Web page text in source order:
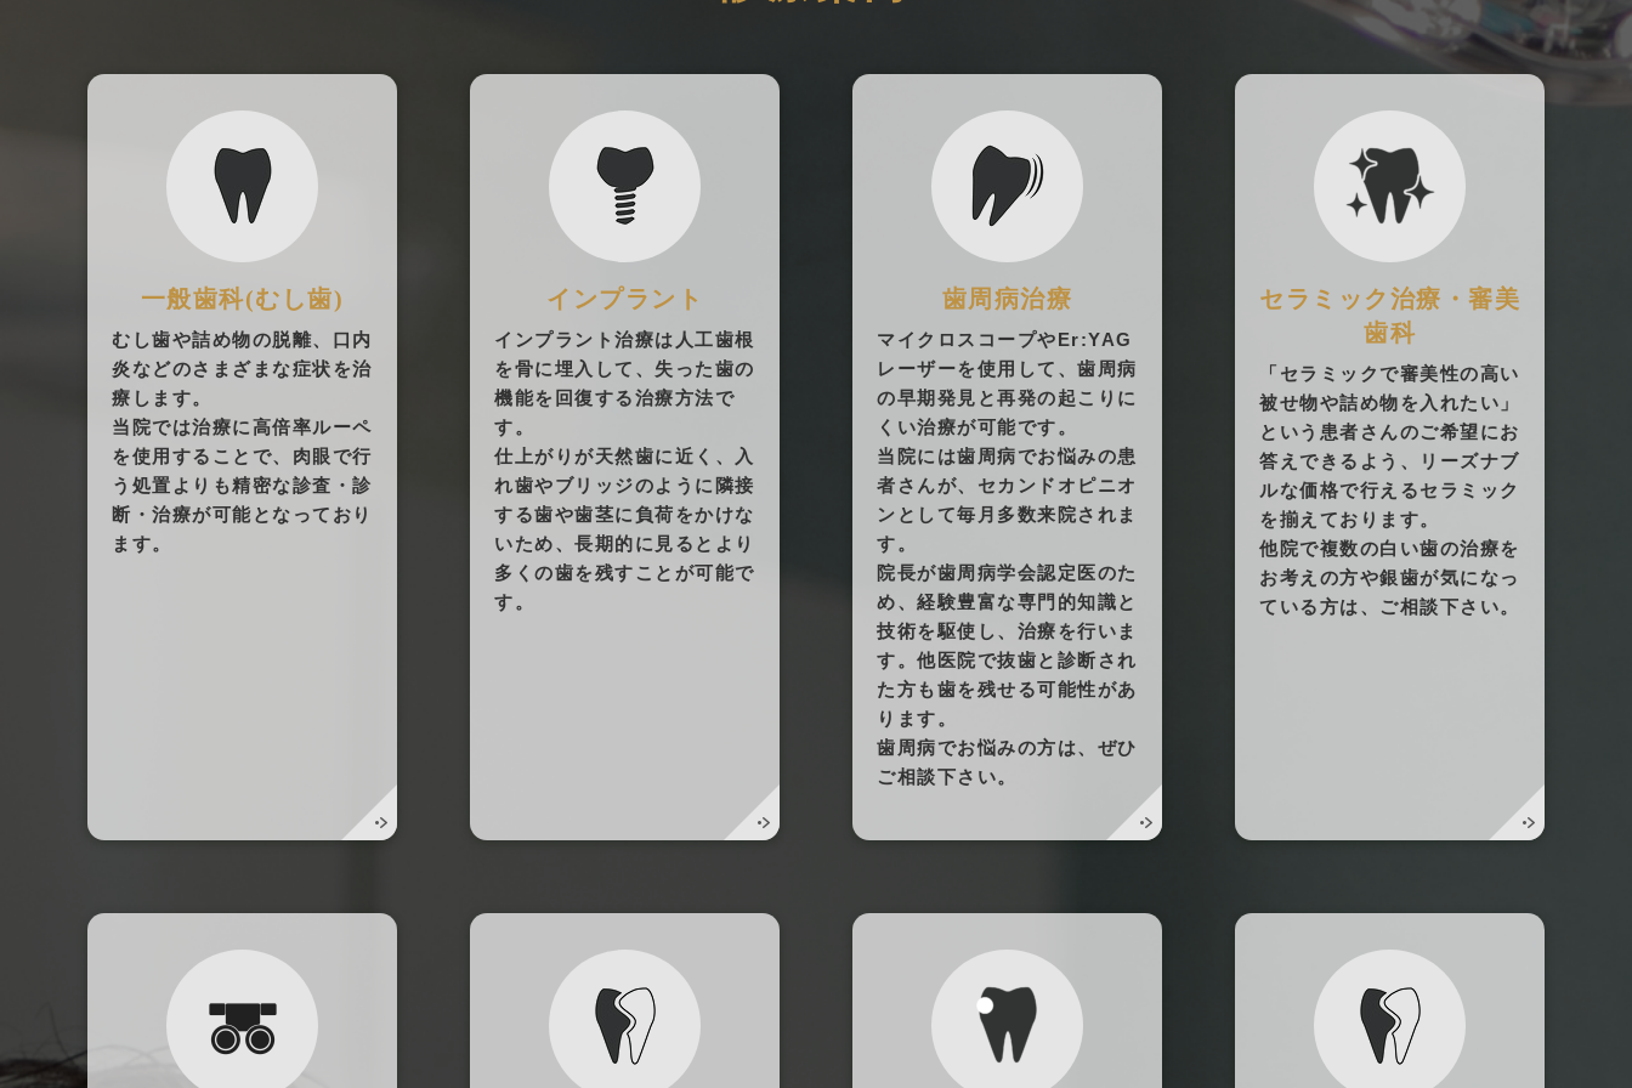
一般歯科(むし歯)
むし歯や詰め物の脱離、口内
炎などのさまざまな症状を治
療します。
当院では治療に高倍率ルーペ
を使用することで、肉眼で行
う処置よりも精密な診査・診
断・治療が可能となっており
ます。
インプラント
インプラント治療は人工歯根
を骨に埋入して、失った歯の
機能を回復する治療方法で
す。
仕上がりが天然歯に近く、入
れ歯やブリッジのように隣接
する歯や歯茎に負荷をかけな
いため、長期的に見るとより
多くの歯を残すことが可能で
す。
歯周病治療
マイクロスコープやEr:YAG
レーザーを使用して、歯周病
の早期発見と再発の起こりに
くい治療が可能です。
当院には歯周病でお悩みの患
者さんが、セカンドオピニオ
ンとして毎月多数来院されま
す。
院長が歯周病学会認定医のた
め、経験豊富な専門的知識と
技術を駆使し、治療を行いま
す。他医院で抜歯と診断され
た方も歯を残せる可能性があ
ります。
歯周病でお悩みの方は、ぜひ
ご相談下さい。
セラミック治療・審美
歯科
「セラミックで審美性の高い
被せ物や詰め物を入れたい」
という患者さんのご希望にお
答えできるよう、リーズナブ
ルな価格で行えるセラミック
を揃えております。
他院で複数の白い歯の治療を
お考えの方や銀歯が気になっ
ている方は、ご相談下さい。